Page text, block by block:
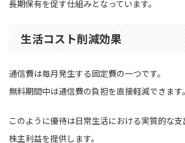
長期保有を促す仕組みとなっています。
生活コスト削減効果
通信費は毎月発生する固定費の一つです。
無料期間中は通信費の負担を直接軽減できます。
このように優待は日常生活における実質的な
株主利益を提供します。